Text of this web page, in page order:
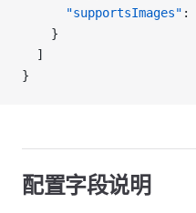
      "supportsImages"
:
    }
  ]
}
配置字段说明